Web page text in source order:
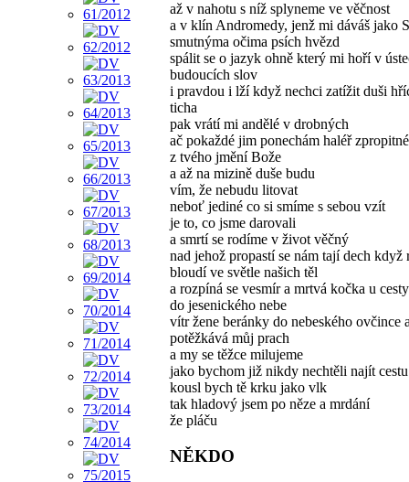
až v nahotu s níž splyneme ve věčnost
a v klín Andromedy, jenž mi dáváš jako
smutnýma očima psích hvězd
spálit se o jazyk ohně který mi hoří v
budoucích slov
i pravdou i lží když nechci zatížit duši
ticha
pak vrátí mi andělé v drobných
ač pokaždé jim ponechám haléř
z tvého jmění Bože
a až na mizině duše budu
vím, že nebudu litovat
neboť jediné co si smíme s sebou vzít
je to, co jsme darovali
a smrtí se rodíme v život věčný
nad jehož propastí se nám tají dech když
bloudí ve světle našich těl
a rozpíná se vesmír a mrtvá kočka u
do jesenického nebe
vítr žene beránky do nebeského ovčince
potěžkává můj prach
a my se těžce milujeme
jako bychom již nikdy nechtěli najít
kousl bych tě krku jako vlk
tak hladový jsem po něze a mrdání
že pláču
NĚKDO